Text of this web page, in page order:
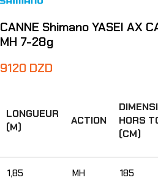
CANNE Shimano YASEI AX
MH 7-28g
9120 DZD
LONGUEUR
(M)
ACTION
HORS
(CM)
1,85 MH 185